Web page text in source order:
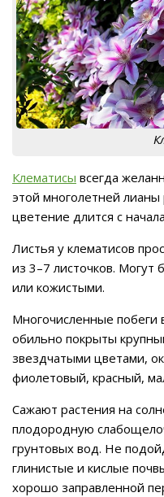
Клематисы всегда
этой многолетней лианы
цветение длится с
Листья у клематисов
из 3–7 листочков.
или кожистыми.
Многочисленные
обильно покрыты
звездчатыми цветами,
фиолетовый, красный,
Сажают растения на
плодородную
грунтовых вод. Не
глинистые и кислые
хорошо заправленной